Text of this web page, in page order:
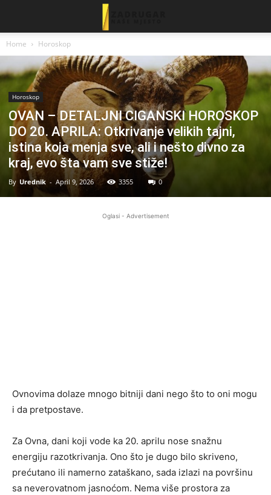
Home Horoskop
Horoskop
OVAN – DETALJNI CIGANSKI HOROSKOP
DO 20. APRILA: Otkrivanje velikih tajni,
istina koja menja sve, ali i nešto divno za
kraj, evo šta vam sve stiže!
By Urednik - April 9, 2026 3355 0
Oglasi - Advertisement
Ovnovima dolaze mnogo bitniji dani nego što to oni mogu
i da pretpostave.
Za Ovna, dani koji vode ka 20. aprilu nose snažnu
energiju razotkrivanja. Ono što je dugo bilo skriveno,
prećutano ili namerno zataškano, sada izlazi na površinu
sa neverovatnom jasnoćom. Nema više prostora za